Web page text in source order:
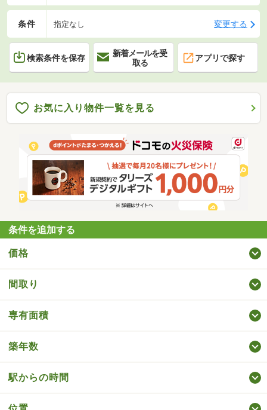
条件 指定なし 変更する
検索条件を保存
新着メールを受
取る
アプリで探す
お気に入り物件一覧を見る
条件を追加する
価格
間取り
専有面積
築年数
駅からの時間